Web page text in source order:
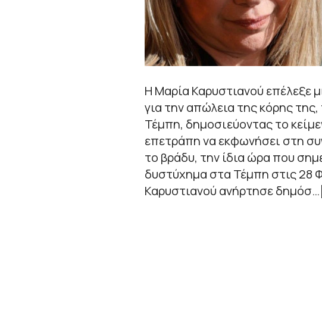
Η Μαρία Καρυστιανού επέλεξε
για την απώλεια της κόρης
Τέμπη, δημοσιεύοντας το
επετράπη να εκφωνήσει στη
το βράδυ, την ίδια ώρα που
δυστύχημα στα Τέμπη στις 28
Καρυστιανού ανήρτησε